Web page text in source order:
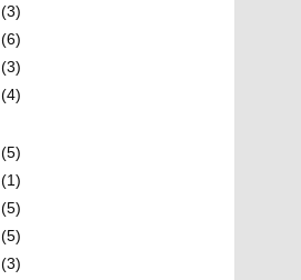
(3)
(6)
(3)
(4)
(5)
(1)
(5)
(5)
(3)